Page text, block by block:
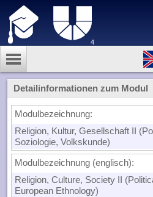
4
Detailinformationen zum Modul
Modulbezeichnung:
Religion, Kultur, Gesellschaft II
Soziologie, Volkskunde)
Modulbezeichnung (englisch):
Religion, Culture, Society II
European Ethnology)